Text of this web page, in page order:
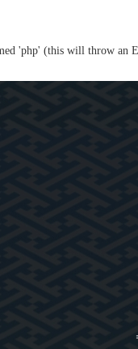
'php' (this will throw